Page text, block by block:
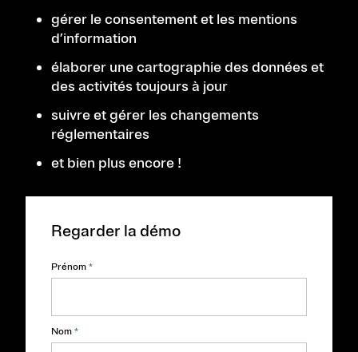
gérer le consentement et les mentions
d’information
élaborer une cartographie des données et
des activités toujours à jour
suivre et gérer les changements
réglementaires
et bien plus encore !
Regarder la démo
Prénom *
Nom *